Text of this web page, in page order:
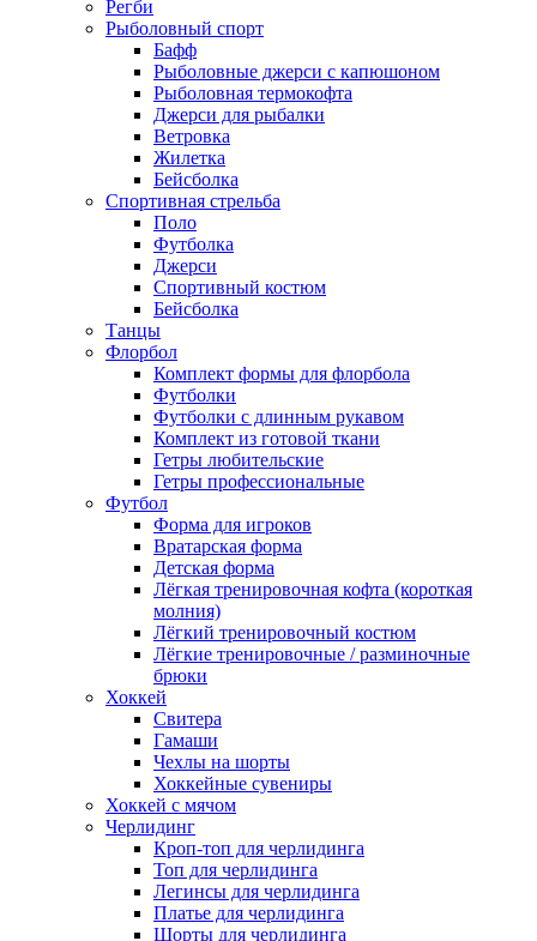
Регби
Рыболовный спорт
Бафф
Рыболовные джерси с капюшоном
Рыболовная термокофта
Джерси для рыбалки
Ветровка
Жилетка
Бейсболка
Спортивная стрельба
Поло
Футболка
Джерси
Спортивный костюм
Бейсболка
Танцы
Флорбол
Комплект формы для флорбола
Футболки
Футболки с длинным рукавом
Комплект из готовой ткани
Гетры любительские
Гетры профессиональные
Футбол
Форма для игроков
Вратарская форма
Детская форма
Лёгкая тренировочная кофта (короткая
молния)
Лёгкий тренировочный костюм
Лёгкие тренировочные / разминочные
брюки
Хоккей
Свитера
Гамаши
Чехлы на шорты
Хоккейные сувениры
Хоккей с мячом
Черлидинг
Кроп-топ для черлидинга
Топ для черлидинга
Легинсы для черлидинга
Платье для черлидинга
Шорты для черлидинга